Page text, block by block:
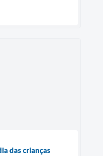
das crianças